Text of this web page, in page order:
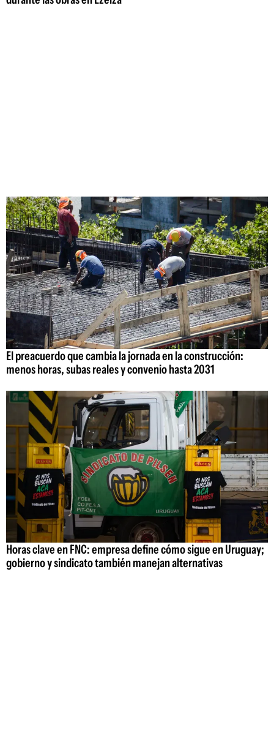
El preacuerdo que cambia la jornada en la construcción:
menos horas, subas reales y convenio hasta 2031
Horas clave en FNC: empresa define cómo sigue en Uruguay;
gobierno y sindicato también manejan alternativas